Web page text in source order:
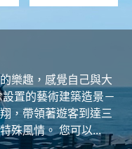
樂趣，感覺自己與大
置的藝術建築造景－
，帶領著遊客到達三
殊風情。 您可以...